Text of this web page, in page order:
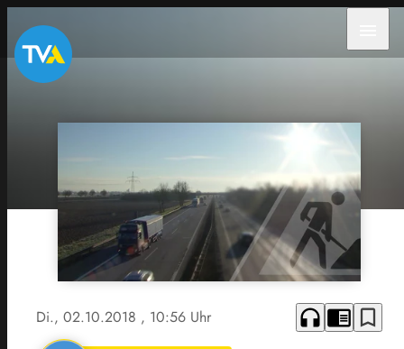
Di., 02.10.2018 , 10:56 Uhr headphones chrome_reader_mode bookmark_border